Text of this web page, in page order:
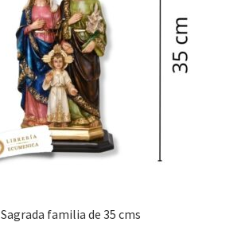
Sagrada familia de 35 cms